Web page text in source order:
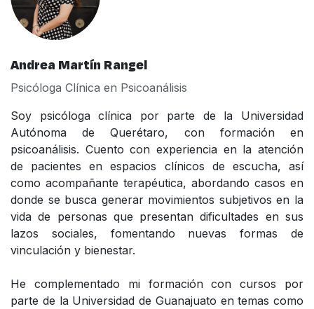
Andrea Martín Rangel
Psicóloga Clínica en Psicoanálisis
Soy psicóloga clínica por parte de la Universidad
Autónoma de Querétaro, con formación en
psicoanálisis. Cuento con experiencia en la atención
de pacientes en espacios clínicos de escucha, así
como acompañante terapéutica, abordando casos en
donde se busca generar movimientos subjetivos en la
vida de personas que presentan dificultades en sus
lazos sociales, fomentando nuevas formas de
vinculación y bienestar.
He complementado mi formación con cursos por
parte de la Universidad de Guanajuato en temas como